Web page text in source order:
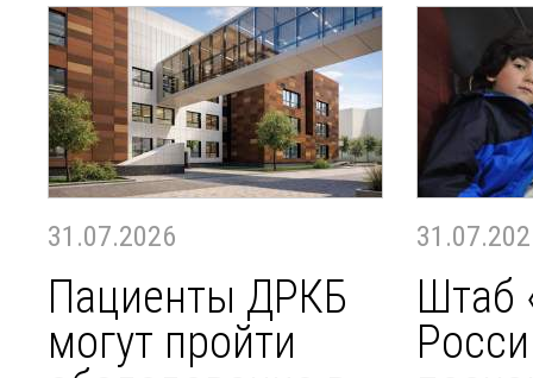
31.07.2026
Пациенты ДРКБ
могут пройти
Штаб